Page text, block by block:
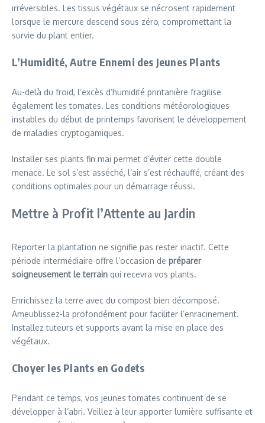
irréversibles. Les tissus végétaux se nécrosent rapidement
lorsque le mercure descend sous zéro, compromettant la
survie du plant entier.
L’Humidité, Autre Ennemi des Jeunes Plants
Au-delà du froid, l’excès d’humidité printanière fragilise
également les tomates. Les conditions météorologiques
instables du début de printemps favorisent le développement
de maladies cryptogamiques.
Installer ses plants fin mai permet d’éviter cette double
menace. Le sol s’est asséché, l’air s’est réchauffé, créant des
conditions optimales pour un démarrage réussi.
Mettre à Profit l’Attente au Jardin
Reporter la plantation ne signifie pas rester inactif. Cette
période intermédiaire offre l’occasion de préparer
soigneusement le terrain qui recevra vos plants.
Enrichissez la terre avec du compost bien décomposé.
Ameublissez-la profondément pour faciliter l’enracinement.
Installez tuteurs et supports avant la mise en place des
végétaux.
Choyer les Plants en Godets
Pendant ce temps, vos jeunes tomates continuent de se
développer à l’abri. Veillez à leur apporter lumière suffisante et